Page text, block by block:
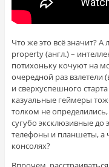
Что же это всё значит?
property (англ.) –
потихоньку кочуют на
очередной раз взлетели
и сверхуспешного
казуальные геймеры
толком не
сугубо эксклюзивные
телефоны и планшеты, а
консолях?